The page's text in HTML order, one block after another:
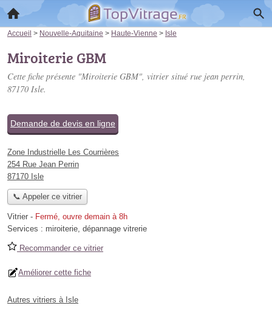
Accueil > Nouvelle-Aquitaine > Haute-Vienne > Isle
Miroiterie GBM
Cette fiche présente "Miroiterie GBM", vitrier situé rue jean perrin,
87170 Isle.
Demande de devis en ligne
Zone Industrielle Les Courrières
254 Rue Jean Perrin
87170 Isle
📞 Appeler ce vitrier
Vitrier - Fermé, ouvre demain à 8h
Services : miroiterie, dépannage vitrerie
Recommander ce vitrier
Améliorer cette fiche
Autres vitriers à Isle